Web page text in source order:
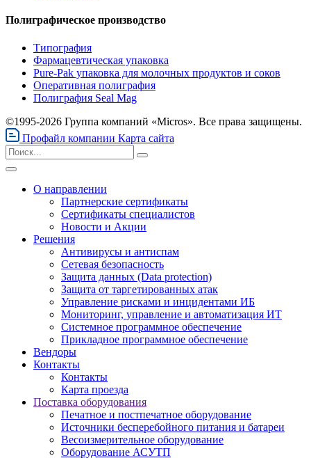
Полиграфическое производство
Типография
Фармацевтическая упаковка
Pure-Pak упаковка для молочных продуктов и соков
Оперативная полиграфия
Полиграфия Seal Mag
©1995-2026 Группа компаний «Micros». Все права защищены.
Профайл компании Карта сайта
О направлении
Партнерские сертификаты
Сертификаты специалистов
Новости и Акции
Решения
Антивирусы и антиспам
Сетевая безопасность
Защита данных (Data protection)
Защита от таргетированных атак
Управление рисками и инцидентами ИБ
Мониторинг, управление и автоматизация ИТ
Системное программное обеспечение
Прикладное программное обеспечение
Вендоры
Контакты
Контакты
Карта проезда
Поставка оборудования
Печатное и постпечатное оборудование
Источники бесперебойного питания и батареи
Весоизмерительное оборудование
Оборудование АСУТП